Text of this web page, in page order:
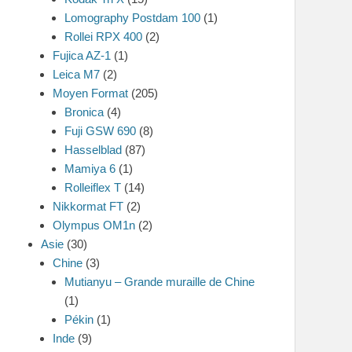
Lomography Postdam 100 (1)
Rollei RPX 400 (2)
Fujica AZ-1 (1)
Leica M7 (2)
Moyen Format (205)
Bronica (4)
Fuji GSW 690 (8)
Hasselblad (87)
Mamiya 6 (1)
Rolleiflex T (14)
Nikkormat FT (2)
Olympus OM1n (2)
Asie (30)
Chine (3)
Mutianyu – Grande muraille de Chine
(1)
Pékin (1)
Inde (9)